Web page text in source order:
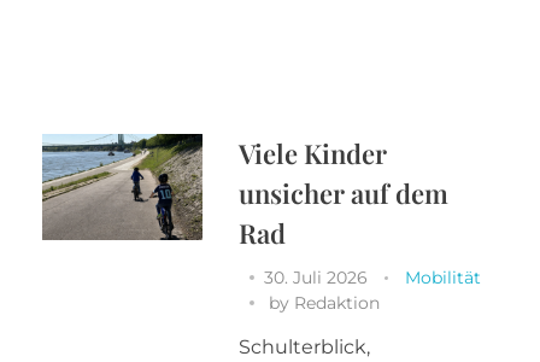
Viele Kinder
unsicher auf dem
Rad
30. Juli 2026
Mobilität
by Redaktion
Schulterblick,